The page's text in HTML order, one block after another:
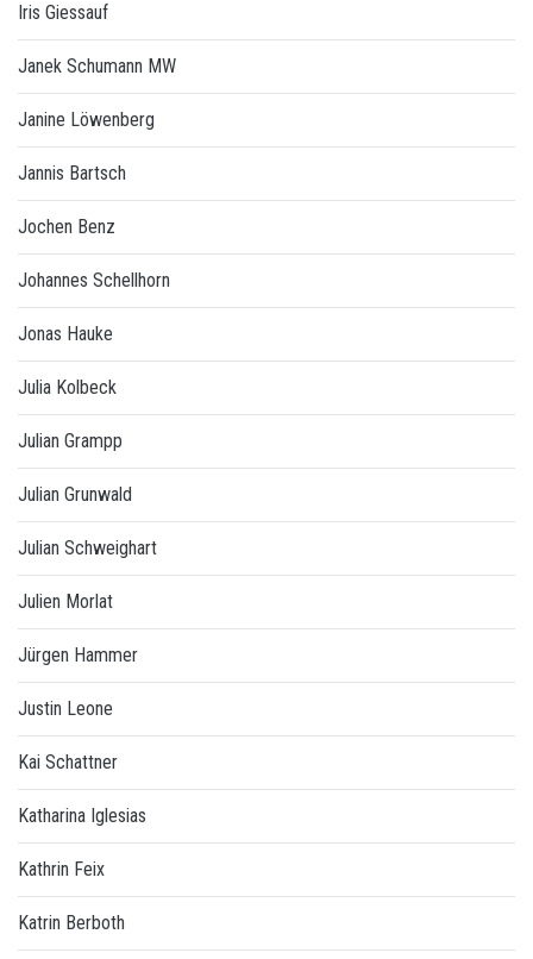
Iris Giessauf
Janek Schumann MW
Janine Löwenberg
Jannis Bartsch
Jochen Benz
Johannes Schellhorn
Jonas Hauke
Julia Kolbeck
Julian Grampp
Julian Grunwald
Julian Schweighart
Julien Morlat
Jürgen Hammer
Justin Leone
Kai Schattner
Katharina Iglesias
Kathrin Feix
Katrin Berboth